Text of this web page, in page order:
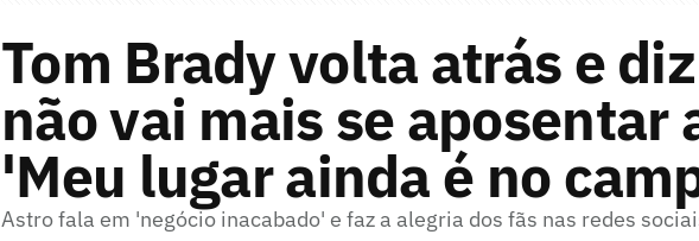
Tom Brady volta atrás e
não vai mais se aposentar
'Meu lugar ainda é no
Astro fala em 'negócio inacabado' e faz a alegria dos fãs nas redes